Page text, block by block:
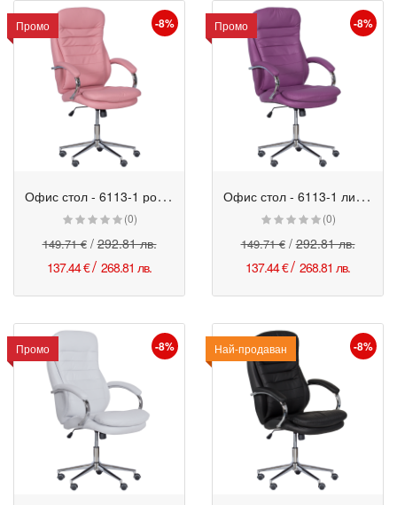
Промо
Промо
-8%
О
фис стол - 6113-1 розов
(0)
149.71 €/292.81 лв.
137.44 €/ 268.81 лв.
Промо
Промо
-8%
О
фис стол - 6113-1 лилав
(0)
149.71 €/292.81 лв.
137.44 €/ 268.81 лв.
Промо -8% Промо
Най-продаван -8%